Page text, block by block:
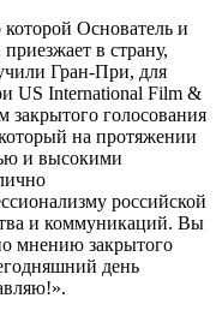
Основатель и
в страну,
Гран-При, для
US International Film &
закрытого голосования
на протяжении
и высокими
российской
и коммуникаций. Вы
мнению закрытого
день